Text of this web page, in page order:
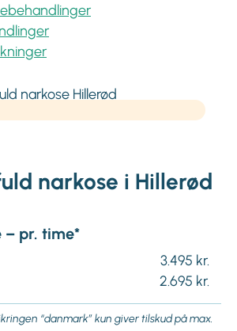
narkose i Hillerød
– pr. time*
3.495 kr.
2.695 kr.
“danmark” kun giver tilskud på max.